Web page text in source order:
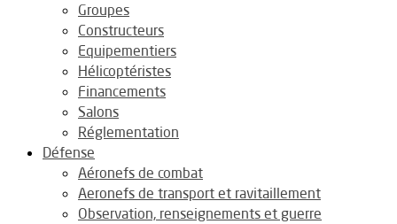
Groupes
Constructeurs
Equipementiers
Hélicoptéristes
Financements
Salons
Réglementation
Défense
Aéronefs de combat
Aeronefs de transport et ravitaillement
Observation, renseignements et guerre